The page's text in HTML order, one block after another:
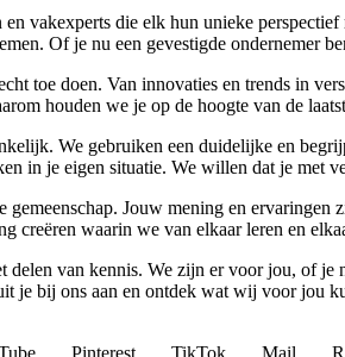
vakexperts die elk hun unieke
Of je nu een gevestigde ondernemer
toe doen. Van innovaties en trends in
houden we je op de hoogte van de
We gebruiken een duidelijke en
in je eigen situatie. We willen dat je met
Jouw mening en
creëren waarin we van elkaar leren en
van kennis. We zijn er voor jou, of
je bij ons aan en ontdek wat wij voor jou